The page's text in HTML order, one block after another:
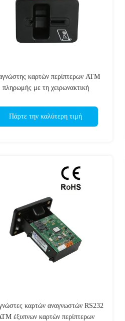
καρτών περίπτερων ATM
πληρωμής με τη χειρωνακτική
Πάρτε την καλύτερη τιμή
καρτών αναγνωστών RS232
έξυπνων καρτών περίπτερων